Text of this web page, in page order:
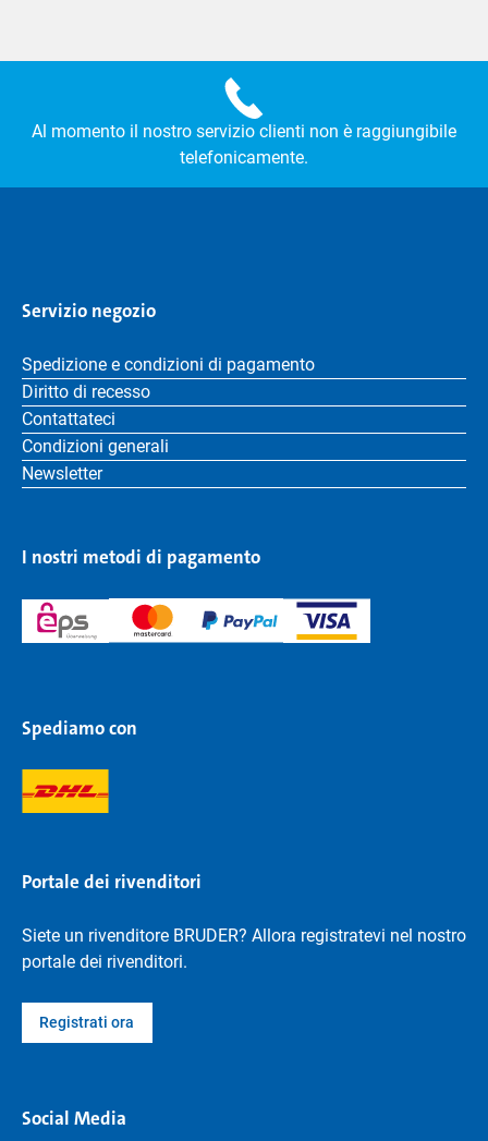
Al momento il nostro servizio clienti non è raggiungibile
telefonicamente.
Servizio negozio
Spedizione e condizioni di pagamento
Diritto di recesso
Contattateci
Condizioni generali
Newsletter
I nostri metodi di pagamento
Spediamo con
Portale dei rivenditori
Siete un rivenditore BRUDER? Allora registratevi nel nostro
portale dei rivenditori.
Registrati ora
Social Media